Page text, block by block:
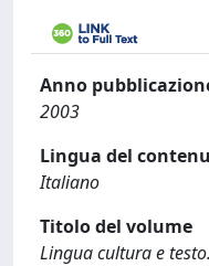
Anno
2003
Lingua del
Italiano
Titolo del volume
Lingua cultura e